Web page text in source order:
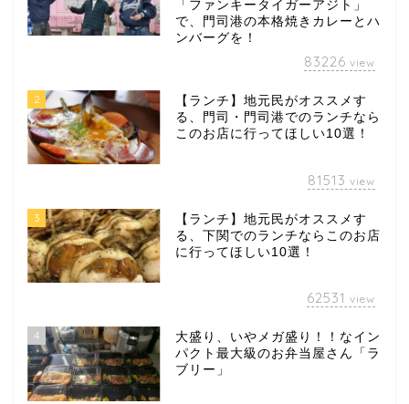
「ファンキータイガーアジト」
で、門司港の本格焼きカレーとハ
ンバーグを！
83226 view
2
【ランチ】地元民がオススメす
る、門司・門司港でのランチなら
このお店に行ってほしい10選！
81513 view
3
【ランチ】地元民がオススメす
る、下関でのランチならこのお店
に行ってほしい10選！
62531 view
4
大盛り、いやメガ盛り！！なイン
パクト最大級のお弁当屋さん「ラ
ブリー」